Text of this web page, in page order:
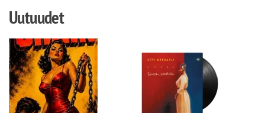
Uutuudet